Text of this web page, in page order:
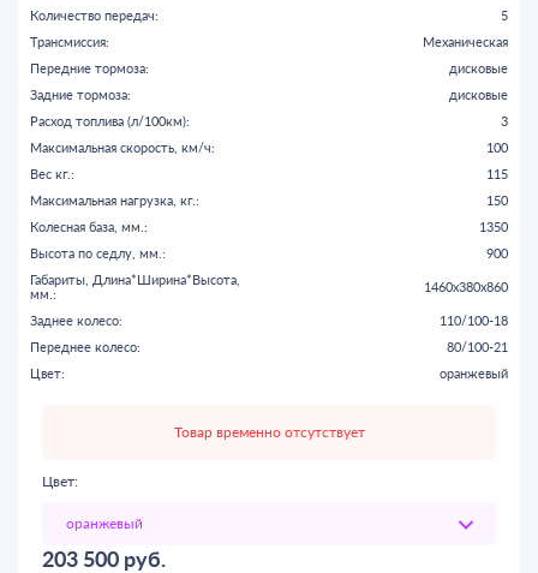
Количество передач:
5
Трансмиссия:
Механическая
Передние тормоза:
дисковые
Задние тормоза:
дисковые
Расход топлива (л/100км):
3
Максимальная скорость, км/ч:
100
Вес кг.:
115
Максимальная нагрузка, кг.:
150
Колесная база, мм.:
1350
Высота по седлу, мм.:
900
Габариты, Длина*Ширина*Высота,
мм.:
1460x380x860
Заднее колесо:
110/100-18
Переднее колесо:
80/100-21
Цвет:
оранжевый
Товар временно отсутствует
Цвет:
203 500 руб.